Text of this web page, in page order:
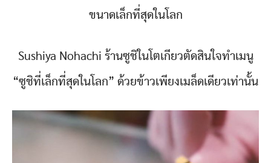
ขนาดเล็กที่สุดในโลก
Sushiya Nohachi ร้านซูชิในโตเกียวตัดสินใจทำเมนู
“ซูชิที่เล็กที่สุดในโลก” ด้วยข้าวเพียงเมล็ดเดียวเท่านั้น